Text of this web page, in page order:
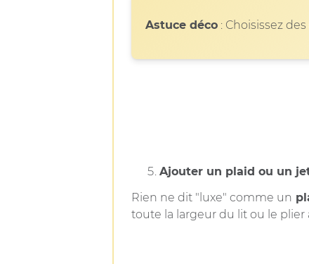
Astuce déco : Choisissez
Ajouter un plaid ou un
Rien ne dit "luxe" comme un
toute la largeur du lit ou le plier